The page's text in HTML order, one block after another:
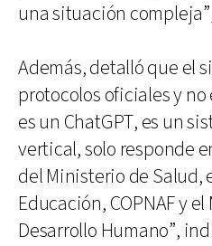
una situación
Además, detalló que el
protocolos oficiales y no
es un ChatGPT, es un
vertical, solo responde
del Ministerio de Salud,
Educación, COPNAF y
Desarrollo Humano”,